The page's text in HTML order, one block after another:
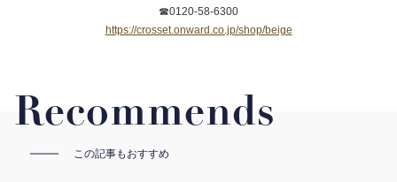
☎0120-58-6300
https://crosset.onward.co.jp/shop/beige
Recommends
この記事もおすすめ